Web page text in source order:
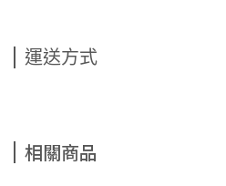
運送方式
相關商品